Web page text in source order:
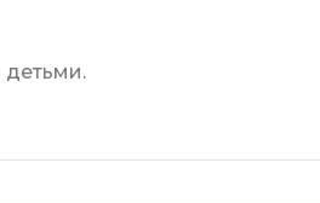
детьми.